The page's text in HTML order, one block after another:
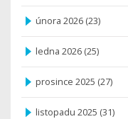
února 2026 (23)
ledna 2026 (25)
prosince 2025 (27)
listopadu 2025 (31)